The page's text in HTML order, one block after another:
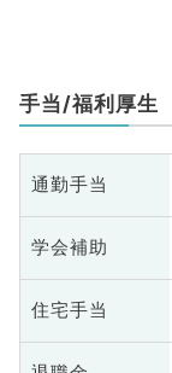
手当/福利厚生
通勤手当
学会補助
住宅手当